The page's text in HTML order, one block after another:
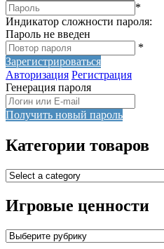
*
Индикатор сложности пароля:
Пароль не введен
*
Зарегистрироваться
Авторизация Регистрация
Генерация пароля
Получить новый пароль
Категории товаров
Игровые ценности